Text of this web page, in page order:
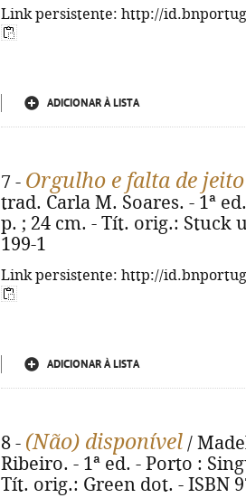
Link persistente: http://
ADICIONAR À LISTA
7 - Orgulho e falta de jeito
trad. Carla M. Soares. - 1ª
p. ; 24 cm. - Tít. orig.: Stuck
199-1
Link persistente: http://
ADICIONAR À LISTA
8 - (Não) disponível /
Ribeiro. - 1ª ed. - Porto :
Tít. orig.: Green dot. - ISBN